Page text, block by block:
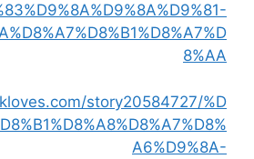
8%AA
story20584727/%D
A6%D9%8A-